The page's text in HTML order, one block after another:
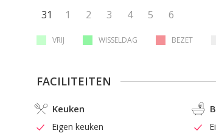
31
1 2 3 4 5 6
VRIJ WISSELDAG BEZET
FACILITEITEN
Keuken
Eigen keuken